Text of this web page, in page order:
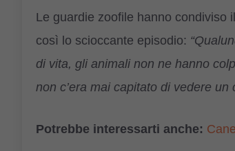
Le guardie zoofile hanno condiviso
così lo scioccante episodio:
di vita, gli animali non ne hanno
non c’era mai capitato di vedere
Potrebbe interessarti anche: